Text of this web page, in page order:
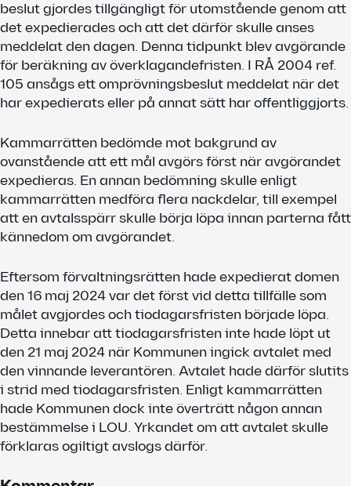
beslut gjordes tillgängligt för utomstående genom att
det expedierades och att det därför skulle anses
meddelat den dagen. Denna tidpunkt blev avgörande
för beräkning av överklagandefristen. I RÅ 2004 ref.
105 ansågs ett omprövningsbeslut meddelat när det
har expedierats eller på annat sätt har offentliggjorts.
Kammarrätten bedömde mot bakgrund av
ovanstående att ett mål avgörs först när avgörandet
expedieras. En annan bedömning skulle enligt
kammarrätten medföra flera nackdelar, till exempel
att en avtalsspärr skulle börja löpa innan parterna fått
kännedom om avgörandet.
Eftersom förvaltningsrätten hade expedierat domen
den 16 maj 2024 var det först vid detta tillfälle som
målet avgjordes och tiodagarsfristen började löpa.
Detta innebar att tiodagarsfristen inte hade löpt ut
den 21 maj 2024 när Kommunen ingick avtalet med
den vinnande leverantören. Avtalet hade därför slutits
i strid med tiodagarsfristen. Enligt kammarrätten
hade Kommunen dock inte överträtt någon annan
bestämmelse i LOU. Yrkandet om att avtalet skulle
förklaras ogiltigt avslogs därför.